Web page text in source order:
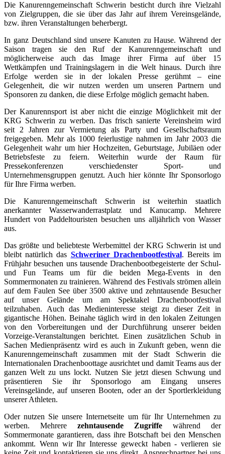
Die Kanurenngemeinschaft Schwerin besticht durch ihre Vielzahl
von Zielgruppen, die sie über das Jahr auf ihrem Vereinsgelände,
bzw. ihren Veranstaltungen beherbergt.
In ganz Deutschland sind unsere Kanuten zu Hause. Während der
Saison tragen sie den Ruf der Kanurenngemeinschaft und
möglicherweise auch das Image ihrer Firma auf über 15
Wettkämpfen und Trainingslagern in die Welt hinaus. Durch ihre
Erfolge werden sie in der lokalen Presse gerühmt – eine
Gelegenheit, die wir nutzen werden um unseren Partnern und
Sponsoren zu danken, die diese Erfolge möglich gemacht haben.
Der Kanurennsport ist aber nicht die einzige Möglichkeit mit der
KRG Schwerin zu werben. Das frisch sanierte Vereinsheim wird
seit 2 Jahren zur Vermietung als Party und Gesellschaftsraum
freigegeben. Mehr als 1000 feierlustige nahmen im Jahr 2003 die
Gelegenheit wahr um hier Hochzeiten, Geburtstage, Jubiläen oder
Betriebsfeste zu feiern. Weiterhin wurde der Raum für
Pressekonferenzen verschiedenster Sport- und
Unternehmensgruppen genutzt. Auch hier könnte Ihr Sponsorlogo
für Ihre Firma werben.
Die Kanurenngemeinschaft Schwerin ist weiterhin staatlich
anerkannter Wasserwanderrastplatz und Kanucamp. Mehrere
Hundert von Paddeltouristen besuchen uns alljährlich von Wasser
aus.
Das größte und beliebteste Werbemittel der KRG Schwerin ist und
bleibt natürlich das Schweriner Drachenbootfestival. Bereits im
Frühjahr besuchen uns tausende Drachenbootbegeisterte der Schul-
und Fun Teams um für die beiden Mega-Events in den
Sommermonaten zu trainieren. Während des Festivals strömen allein
auf dem Faulen See über 3500 aktive und zehntausende Besucher
auf unser Gelände um am Spektakel Drachenbootfestival
teilzuhaben. Auch das Medieninteresse steigt zu dieser Zeit in
gigantische Höhen. Beinahe täglich wird in den lokalen Zeitungen
von den Vorbereitungen und der Durchführung unserer beiden
Vorzeige-Veranstaltungen berichtet. Einen zusätzlichen Schub in
Sachen Medienpräsentz wird es auch in Zukunft geben, wenn die
Kanurenngemeinschaft zusammen mit der Stadt Schwerin die
Internationalen Drachenboottage ausrichtet und damit Teams aus der
ganzen Welt zu uns lockt. Nutzen Sie jetzt diesen Schwung und
präsentieren Sie ihr Sponsorlogo am Eingang unseres
Vereinsgelände, auf unseren Booten, oder an der Sportlerkleidung
unserer Athleten.
Oder nutzen Sie unsere Internetseite um für Ihr Unternehmen zu
werben. Mehrere zehntausende Zugriffe während der
Sommermonate garantieren, dass ihre Botschaft bei den Menschen
ankommt. Wenn wir Ihr Interesse geweckt haben - verlieren sie